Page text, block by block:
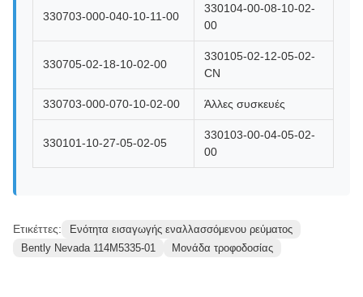
330703-000-040-10-11-00
330104-00-08-10-02-
00
330705-02-18-10-02-00
330105-02-12-05-02-
CN
330703-000-070-10-02-00 Άλλες συσκευές
330101-10-27-05-02-05
330103-00-04-05-02-
00
Ετικέττες:
Ενότητα εισαγωγής εναλλασσόμενου ρεύματος
Bently Nevada 114M5335-01
Μονάδα τροφοδοσίας